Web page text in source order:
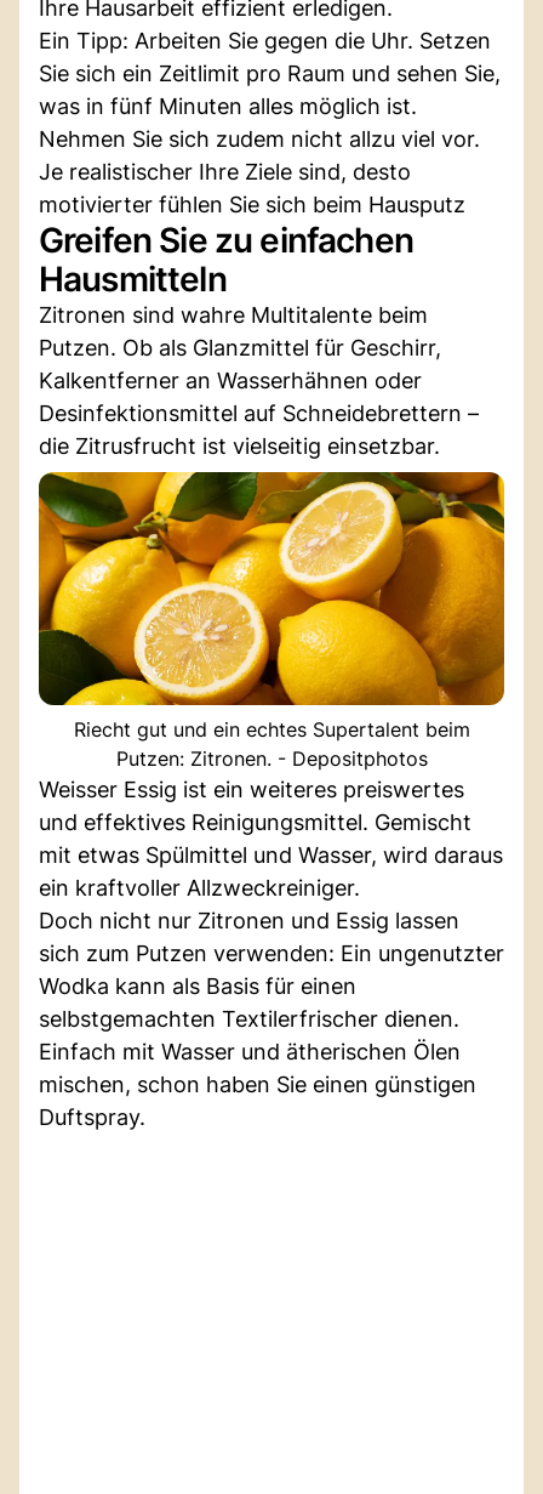
Ihre Hausarbeit effizient erledigen.
Ein Tipp: Arbeiten Sie gegen die Uhr. Setzen
Sie sich ein Zeitlimit pro Raum und sehen Sie,
was in fünf Minuten alles möglich ist.
Nehmen Sie sich zudem nicht allzu viel vor.
Je realistischer Ihre Ziele sind, desto
motivierter fühlen Sie sich beim Hausputz
Greifen Sie zu einfachen
Hausmitteln
Zitronen sind wahre Multitalente beim
Putzen. Ob als Glanzmittel für Geschirr,
Kalkentferner an Wasserhähnen oder
Desinfektionsmittel auf Schneidebrettern –
die Zitrusfrucht ist vielseitig einsetzbar.
Riecht gut und ein echtes Supertalent beim
Putzen: Zitronen. - Depositphotos
Weisser Essig ist ein weiteres preiswertes
und effektives Reinigungsmittel. Gemischt
mit etwas Spülmittel und Wasser, wird daraus
ein kraftvoller Allzweckreiniger.
Doch nicht nur Zitronen und Essig lassen
sich zum Putzen verwenden: Ein ungenutzter
Wodka kann als Basis für einen
selbstgemachten Textilerfrischer dienen.
Einfach mit Wasser und ätherischen Ölen
mischen, schon haben Sie einen günstigen
Duftspray.